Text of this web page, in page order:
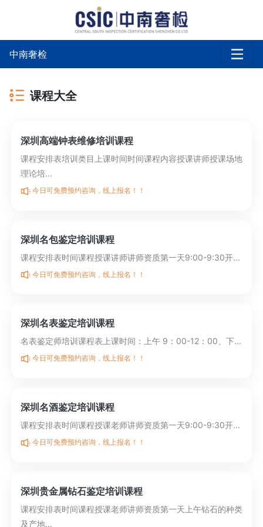
中南奢检
课程大全
深圳高端钟表维修培训课程
课程安排表培训类目上课时间时间课程内容授课讲师授课场地
理论培...
今日可免费预约咨询，线上报名！！
深圳名包鉴定培训课程
课程安排表时间课程授课讲师讲师资质第一天9:00-9:30开...
今日可免费预约咨询，线上报名！！
深圳名表鉴定培训课程
名表鉴定师培训课程表上课时间：上午 9：00-12：00、下...
今日可免费预约咨询，线上报名！！
深圳名酒鉴定培训课程
课程安排表时间课程授课老师讲师资质第一天9:00-9:30开...
今日可免费预约咨询，线上报名！！
深圳贵金属钻石鉴定培训课程
课程安排表时间课程授课老师讲师资质第一天上午钻石的种类
及产地...